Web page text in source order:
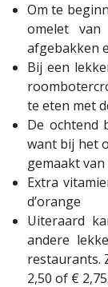
Om te
omelet
afgebakken
Bij een
te eten met
De ochtend
want bij het
gemaakt
Extra
d’orange
Uiteraard
andere
restaurants.
2,50 of € 2,75.